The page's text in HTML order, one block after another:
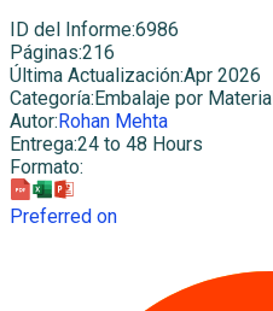
ID del Informe:6986
Páginas:216
Última Actualización:Apr 2026
Categoría: Embalaje por Material
Autor: Rohan Mehta
Entrega:24 to 48 Hours
Formato:
Preferred on